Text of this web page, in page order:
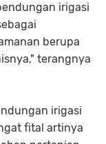
irigasi
berupa
terangnya
irigasi
fital artinya